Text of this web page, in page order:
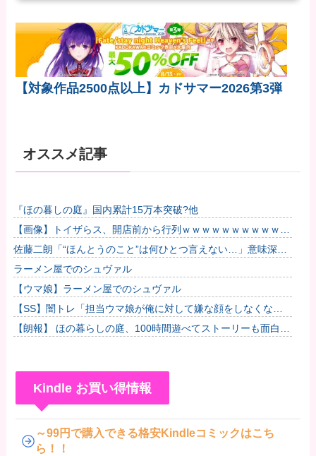
【対象作品2500点以上】カドサマー2026第3弾
オススメ記事
『ほの暮しの庭』国内累計15万本突破?他
【画像】トイザらス、開店前から行列ｗｗｗｗｗｗｗｗｗｗｗ
ｗｗｗｗｗ他
佐藤二朗「“ほんとうのこと”は何ひとつ言えない…」意味深投
稿に憶測殺到
ラーメン屋でのシュヴァル
【ウマ娘】ラーメン屋でのシュヴァル
【SS】闇トレ「担当ウマ娘が俺に対して嫌な顔をしなくなっ
たので、言葉責めをすることで身の毛がよだつ思いをしてもら
うことに...
【朗報】 ほの暮らしの庭、100時間遊べてストーリーも面白い
Kindle お買い得情報
～99円で購入できる格安Kindleコミックはこち
ら！！